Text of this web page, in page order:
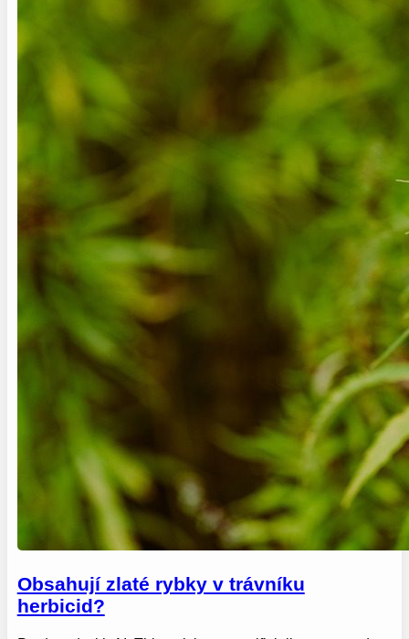
Obsahují zlaté rybky v trávníku
herbicid?